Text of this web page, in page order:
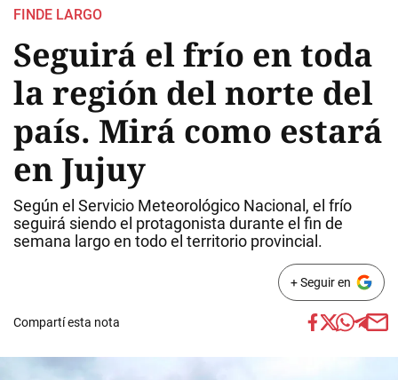
FINDE LARGO
Seguirá el frío en toda
la región del norte del
país. Mirá como estará
en Jujuy
Según el Servicio Meteorológico Nacional, el frío
seguirá siendo el protagonista durante el fin de
semana largo en todo el territorio provincial.
+ Seguir en
Compartí esta nota